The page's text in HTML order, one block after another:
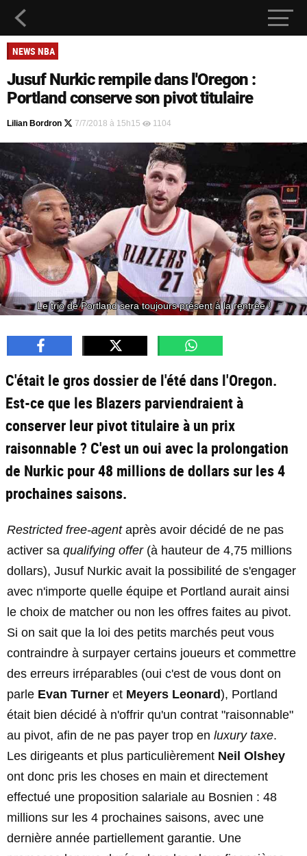
NEWS NBA
Jusuf Nurkic rempile dans l'Oregon :
Portland conserve son pivot titulaire
Lilian Bordron 7/7/2018 à 15h15 1104
Le trio de Portland sera toujours présent à la rentrée !
C'était le gros dossier de l'été dans l'Oregon.
Est-ce que les Blazers parviendraient à
conserver leur pivot titulaire à un prix
raisonnable ? C'est un oui avec la prolongation
de Nurkic pour 48 millions de dollars sur les 4
prochaines saisons.
Restricted free-agentaprès avoir décidé de ne pas
activer sa qualifying offer (à hauteur de 4,75 millions
dollars), Jusuf Nurkic avait la possibilité de s'engager
avec n'importe quelle équipe et Portland aurait ainsi
le choix de matcher ou non les offres faites au pivot.
Si on sait que la loi des petits marchés peut vous
contraindre à surpayer certains joueurs et commettre
des erreurs irréparables (oui c'est de vous dont on
parle Evan Turner et Meyers Leonard), Portland
était bien décidé à n'offrir qu'un contrat "raisonnable"
au pivot, afin de ne pas payer trop en luxury taxe.
Les dirigeants et plus particulièrement Neil Olshey
ont donc pris les choses en main et directement
effectué une proposition salariale au Bosnien : 48
millions sur les 4 prochaines saisons, avec une
dernière année partiellement garantie. Une